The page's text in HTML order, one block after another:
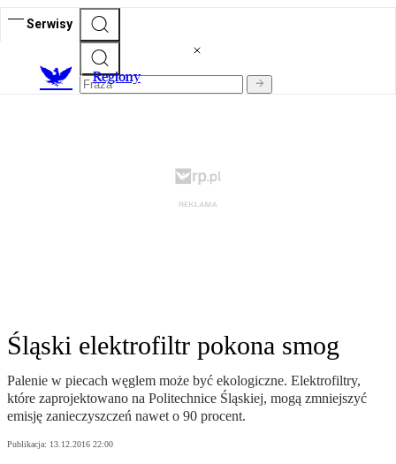
Serwisy
Regiony
Śląski elektrofiltr pokona smog
Palenie w piecach węglem może być ekologiczne. Elektrofiltry,
które zaprojektowano na Politechnice Śląskiej, mogą zmniejszyć
emisję zanieczyszczeń nawet o 90 procent.
Publikacja: 13.12.2016 22:00